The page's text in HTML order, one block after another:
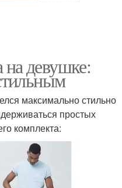
девушке:
максимально стильно
простых
комплекта: